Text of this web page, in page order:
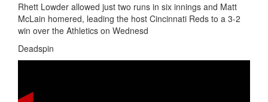
Rhett Lowder allowed just two runs in six innings and Matt
McLain homered, leading the host Cincinnati Reds to a 3-2
win over the Athletics on Wednesd
Deadspin